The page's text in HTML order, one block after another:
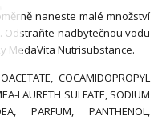
naneste malé množství
Odstraňte nadbytečnou vodu
MedaVita Nutrisubstance.
COCAMIDOPROPYL
LAURETH SULFATE, SODIUM
PARFUM, PANTHENOL,